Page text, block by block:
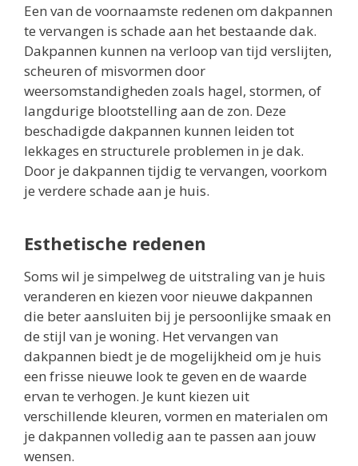
Een van de voornaamste redenen om dakpannen
te vervangen is schade aan het bestaande dak.
Dakpannen kunnen na verloop van tijd verslijten,
scheuren of misvormen door
weersomstandigheden zoals hagel, stormen, of
langdurige blootstelling aan de zon. Deze
beschadigde dakpannen kunnen leiden tot
lekkages en structurele problemen in je dak.
Door je dakpannen tijdig te vervangen, voorkom
je verdere schade aan je huis.
Esthetische redenen
Soms wil je simpelweg de uitstraling van je huis
veranderen en kiezen voor nieuwe dakpannen
die beter aansluiten bij je persoonlijke smaak en
de stijl van je woning. Het vervangen van
dakpannen biedt je de mogelijkheid om je huis
een frisse nieuwe look te geven en de waarde
ervan te verhogen. Je kunt kiezen uit
verschillende kleuren, vormen en materialen om
je dakpannen volledig aan te passen aan jouw
wensen.